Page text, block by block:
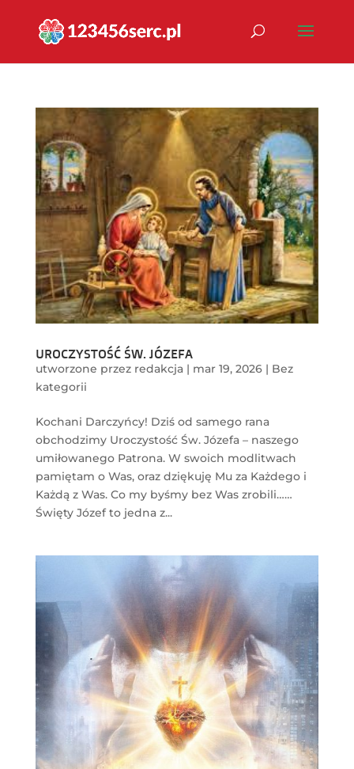
UROCZYSTOŚĆ ŚW. JÓZEFA
utworzone przez redakcja| mar 19, 2026| Bez
kategorii
Kochani Darczyńcy! Dziś od samego rana
obchodzimy Uroczystość Św. Józefa – naszego
umiłowanego Patrona. W swoich modlitwach
pamiętam o Was, oraz dziękuję Mu za Każdego i
Każdą z Was. Co my byśmy bez Was zrobili……
Święty Józef to jedna z...